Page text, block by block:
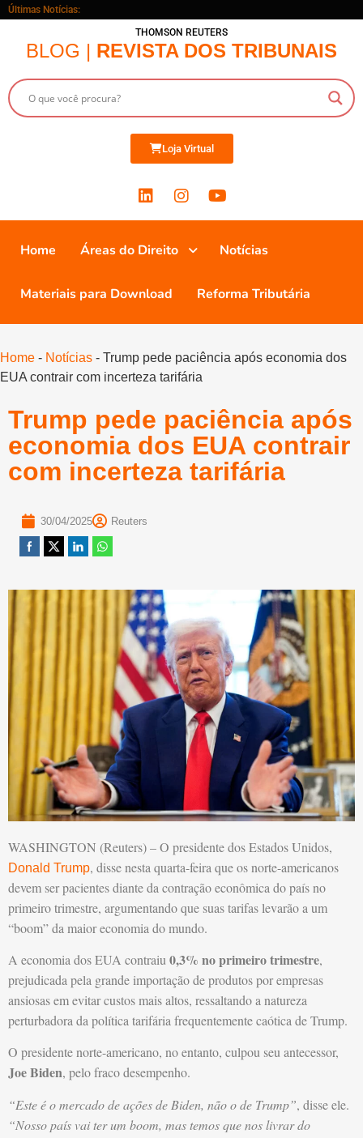
Últimas Notícias:
THOMSON REUTERS
BLOG | REVISTA DOS TRIBUNAIS
Loja Virtual
Home Áreas do Direito Notícias
Materiais para Download Reforma Tributária
Home - Notícias - Trump pede paciência após economia dos
EUA contrair com incerteza tarifária
Trump pede paciência após
economia dos EUA contrair
com incerteza tarifária
30/04/2025 Reuters
WASHINGTON (Reuters) – O presidente dos Estados Unidos,
Donald Trump, disse nesta quarta-feira que os norte-americanos
devem ser pacientes diante da contração econômica do país no
primeiro trimestre, argumentando que suas tarifas levarão a um
“boom” da maior economia do mundo.
A economia dos EUA contraiu 0,3% no primeiro trimestre,
prejudicada pela grande importação de produtos por empresas
ansiosas em evitar custos mais altos, ressaltando a natureza
perturbadora da política tarifária frequentemente caótica de Trump.
O presidente norte-americano, no entanto, culpou seu antecessor,
Joe Biden, pelo fraco desempenho.
“Este é o mercado de ações de Biden, não o de Trump”, disse ele.
“Nosso país vai ter um boom, mas temos que nos livrar do